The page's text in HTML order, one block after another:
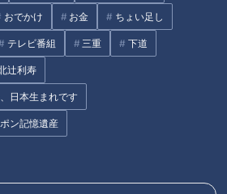
おでかけ お金 ちょい足し
テレビ番組 三重 下道
辻利寿
日本生まれです
ン記憶遺産
ヂラ
今？
化師様魚鱗癬との闘い～
マヂカルラブリー